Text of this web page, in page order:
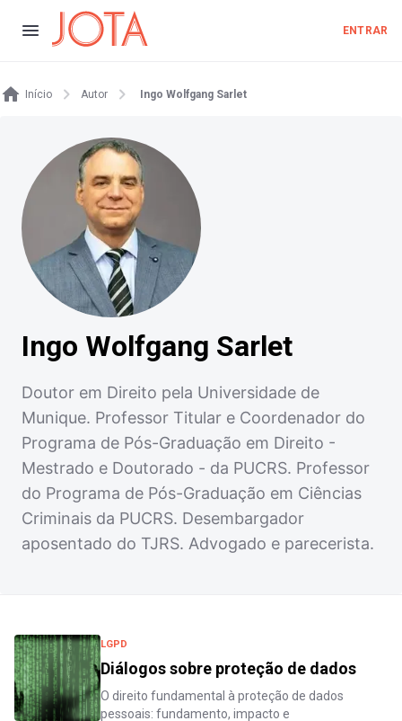
ENTRAR
Início Autor Ingo Wolfgang Sarlet
Ingo Wolfgang Sarlet
Doutor em Direito pela Universidade de
Munique. Professor Titular e Coordenador do
Programa de Pós-Graduação em Direito -
Mestrado e Doutorado - da PUCRS. Professor
do Programa de Pós-Graduação em Ciências
Criminais da PUCRS. Desembargador
aposentado do TJRS. Advogado e parecerista.
LGPD
Diálogos sobre proteção de dados
O direito fundamental à proteção de dados
pessoais: fundamento, impacto e